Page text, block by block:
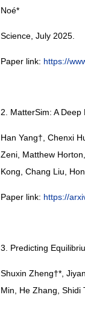
Noé*
Science, July 2025
Paper link: https://
2. MatterSim: A
Han Yang†, Chenxi
Zeni, Matthew
Kong, Chang Liu,
Paper link: https://
3. Predicting
Shuxin Zheng†*,
Min, He Zhang, Shidi